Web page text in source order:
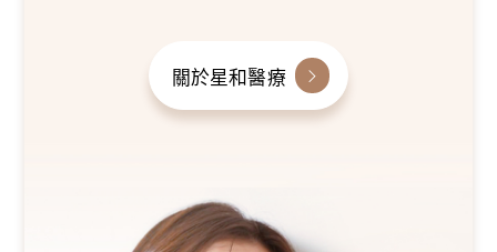
關於星和醫療